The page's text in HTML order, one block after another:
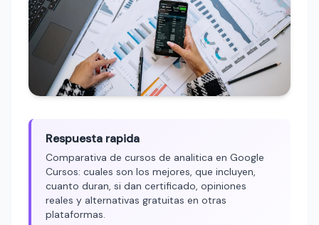
Respuesta rapida
Comparativa de cursos de analitica en Google
Cursos: cuales son los mejores, que incluyen,
cuanto duran, si dan certificado, opiniones
reales y alternativas gratuitas en otras
plataformas.